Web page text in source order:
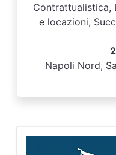
Contrattualistica,
e locazioni,
Napoli Nord,